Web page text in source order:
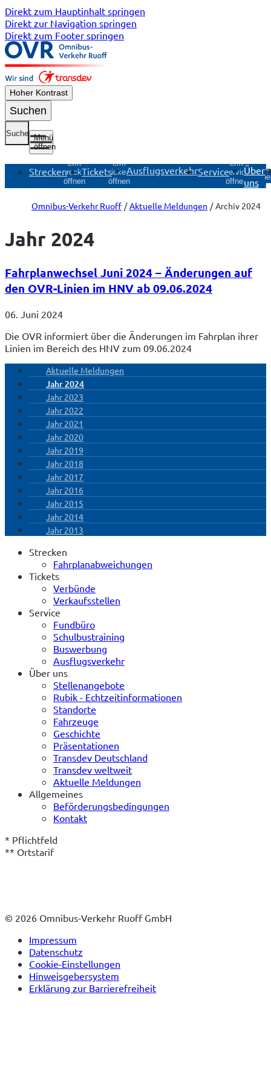
Direkt zum Hauptinhalt springen
Direkt zur Navigation springen
Direkt zum Footer springen
Hoher Kontrast
Suchen
Suche
Menü
öffnen
Strecken
Untermenü
Strecken
öffnen
Tickets
Untermenü
Tickets
öffnen
AusflugsverkehrService
Untermenü
Service
öffnen
Über
uns
Omnibus-Verkehr Ruoff Aktuelle Meldungen Archiv 2024
Jahr 2024
Fahrplanwechsel Juni 2024 – Änderungen auf
den OVR-Linien im HNV ab 09.06.2024
06. Juni 2024
Die OVR informiert über die Änderungen im Fahrplan ihrer
Linien im Bereich des HNV zum 09.06.2024
Aktuelle Meldungen
Jahr 2024
Jahr 2023
Jahr 2022
Jahr 2021
Jahr 2020
Jahr 2019
Jahr 2018
Jahr 2017
Jahr 2016
Jahr 2015
Jahr 2014
Jahr 2013
Strecken
Fahrplanabweichungen
Tickets
Verbünde
Verkaufsstellen
Service
Fundbüro
Schulbustraining
Buswerbung
Ausflugsverkehr
Über uns
Stellenangebote
Rubik - Echtzeitinformationen
Standorte
Fahrzeuge
Geschichte
Präsentationen
Transdev Deutschland
Transdev weltweit
Aktuelle Meldungen
Allgemeines
Beförderungsbedingungen
Kontakt
* Pflichtfeld
** Ortstarif
© 2026 Omnibus-Verkehr Ruoff GmbH
Impressum
Datenschutz
Cookie-Einstellungen
Hinweisgebersystem
Erklärung zur Barrierefreiheit